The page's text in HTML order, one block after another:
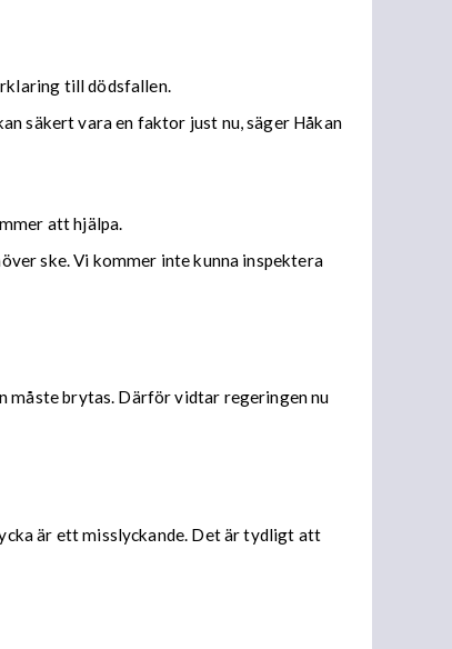
till dödsfallen.
säkert vara en faktor just nu, säger Håkan
att hjälpa.
ske. Vi kommer inte kunna inspektera
måste brytas. Därför vidtar regeringen nu
är ett misslyckande. Det är tydligt att